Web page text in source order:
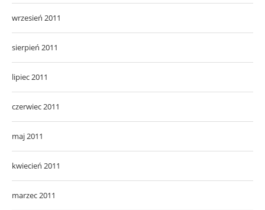
wrzesień 2011
sierpień 2011
lipiec 2011
czerwiec 2011
maj 2011
kwiecień 2011
marzec 2011